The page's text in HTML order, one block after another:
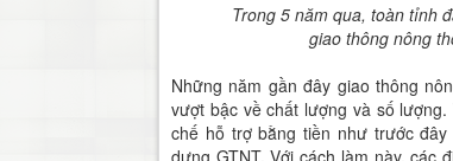
Trong 5 năm qua, toàn tỉnh
giao thông nông
Những năm gần đây giao thông
vượt bậc về chất lượng và số
chế hỗ trợ bằng tiền như trước
dựng GTNT. Với cách làm này, các